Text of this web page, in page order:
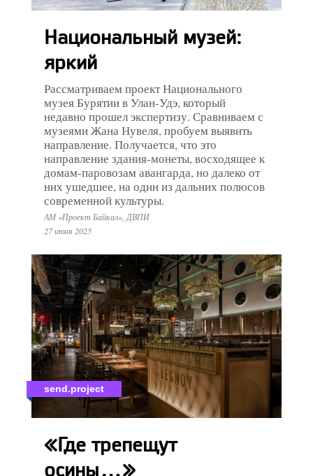
Национальный музей:
яркий
Рассматриваем проект Национального
музея Бурятии в Улан-Удэ, который
недавно прошел экспертизу. Сравниваем с
музеями Жана Нувеля, пробуем выявить
направление. Получается, что это
направление здания-монеты, восходящее к
домам-паровозам авангарда, но далеко от
них ушедшее, на один из дальних полюсов
современной культуры.
АМ «Проект Байкал», ДВПИ
27 июня 2025
send.project
«Где трепещут
осины…»